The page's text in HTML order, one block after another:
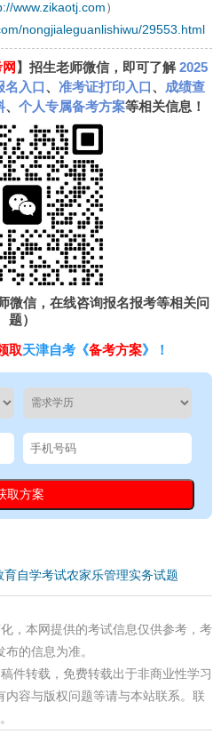
www.zikaotj.com ）
nongjialeguanlishiwu/29553.html
】招生老师微信，即可了解2025
名入口、 准考证打印入口、 成绩查
、 个人专属备考方案等相关信息！
微信，在线咨询报名报考等相关问
题）
取天津自考《备考方案》！
自学考试农家乐管理实务试题
，本网提供的考试信息仅供参考，考
的信息为准。
件转载，免费转载出于非商业性学习
内容与版权问题等请与本站联系。联